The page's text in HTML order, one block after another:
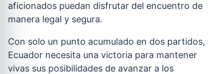
aficionados puedan disfrutar del encuentro de
manera legal y segura.
Con solo un punto acumulado en dos partidos,
Ecuador necesita una victoria para mantener
vivas sus posibilidades de avanzar a los